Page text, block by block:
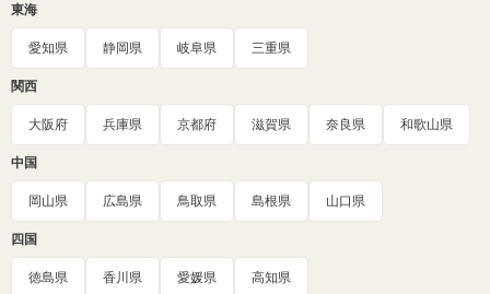
東海
愛知県 静岡県 岐阜県 三重県
関西
大阪府 兵庫県 京都府 滋賀県 奈良県 和歌山県
中国
岡山県 広島県 鳥取県 島根県 山口県
四国
徳島県 香川県 愛媛県 高知県